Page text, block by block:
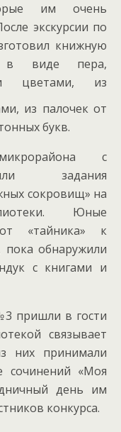
им очень
экскурсии по
книжную
в виде пера,
цветами, из
из палочек от
букв.
с
задания
сокровищ» на
Юные
от «тайника» к
пока обнаружили
с книгами и
пришли в гости
связывает
них принимали
сочинений «Моя
день им
конкурса.